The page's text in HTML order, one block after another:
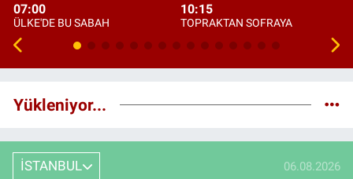
07:00
ÜLKE'DE BU SABAH
10:15
TOPRAKTAN SOFRAYA
Yükleniyor...
İSTANBUL 06.08.2026